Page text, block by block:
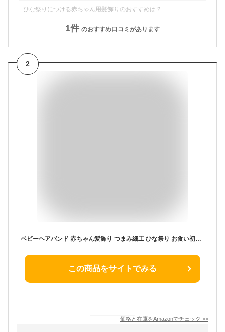
ひな祭りにつける赤ちゃん用髪飾りのおすすめは？
1件 のおすすめ口コミがあります
2
ベビーヘアバンド 赤ちゃん髪飾り つまみ細工 ひな祭り お食い初め 初節句
この商品をサイトでみる
価格と在庫をAmazonでチェック >>